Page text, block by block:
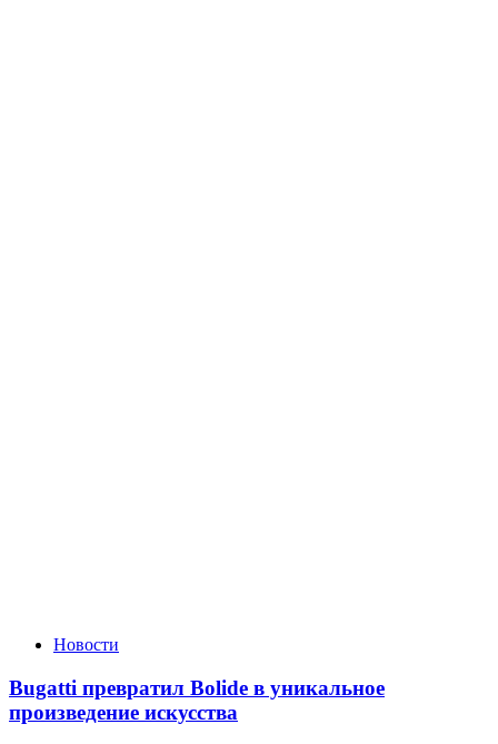
Новости
Bugatti превратил Bolide в уникальное
произведение искусства